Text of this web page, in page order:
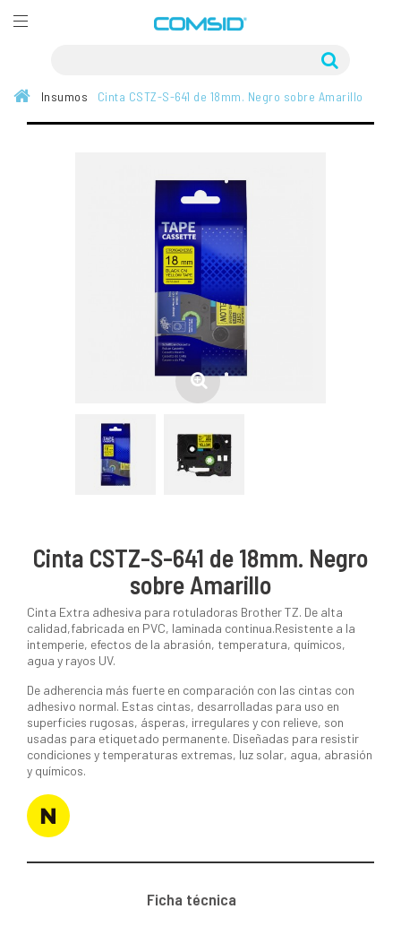
Insumos Cinta CSTZ-S-641 de 18mm. Negro sobre Amarillo
Cinta CSTZ-S-641 de 18mm. Negro
sobre Amarillo
Cinta Extra adhesiva para rotuladoras Brother TZ. De alta
calidad,fabricada en PVC, laminada continua.Resistente a la
intemperie, efectos de la abrasión, temperatura, químicos,
agua y rayos UV.
De adherencia más fuerte en comparación con las cintas con
adhesivo normal. Estas cintas, desarrolladas para uso en
superficies rugosas, ásperas, irregulares y con relieve, son
usadas para etiquetado permanente. Diseñadas para resistir
condiciones y temperaturas extremas, luz solar, agua, abrasión
y químicos.
Ficha técnica